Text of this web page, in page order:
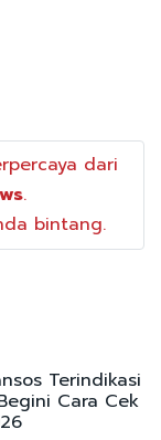
dari
.
bintang.
Terindikasi
Cara Cek